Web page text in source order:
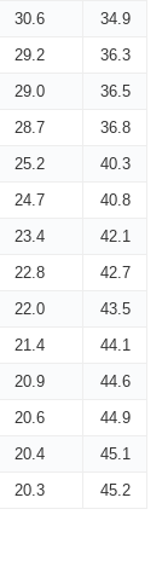
30.6
34.9
29.2
36.3
29.0
36.5
28.7
36.8
25.2
40.3
24.7
40.8
23.4
42.1
22.8
42.7
22.0
43.5
21.4
44.1
20.9
44.6
20.6
44.9
20.4
45.1
20.3 45.2